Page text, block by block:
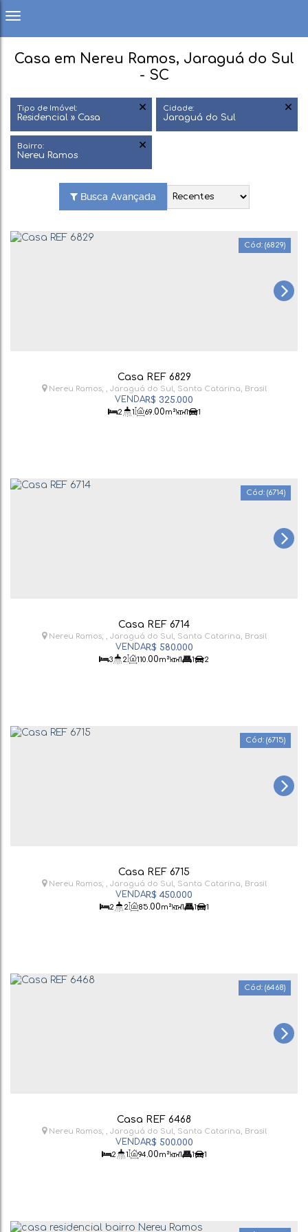
Casa em Nereu Ramos, Jaraguá do Sul
- SC
Tipo de Imóvel:
Residencial » Casa
Cidade:
Jaraguá do Sul
Bairro:
Nereu Ramos
Busca Avançada
(6829)
Casa REF 6829
R$ 325.000
Nereu Ramos , Jaraguá do Sul, Santa Catarina, Brasil
2 1 69 .00m² 1 1
(6714)
Casa REF 6714
R$ 580.000
Nereu Ramos , Jaraguá do Sul, Santa Catarina, Brasil
3 2 110 .00m² 1 1 2
(6715)
Casa REF 6715
R$ 450.000
Nereu Ramos , Jaraguá do Sul, Santa Catarina, Brasil
2 2 85 .00m² 1 1 1
(6468)
Casa REF 6468
R$ 500.000
Nereu Ramos , Jaraguá do Sul, Santa Catarina, Brasil
2 1 94 .00m² 1 1 1